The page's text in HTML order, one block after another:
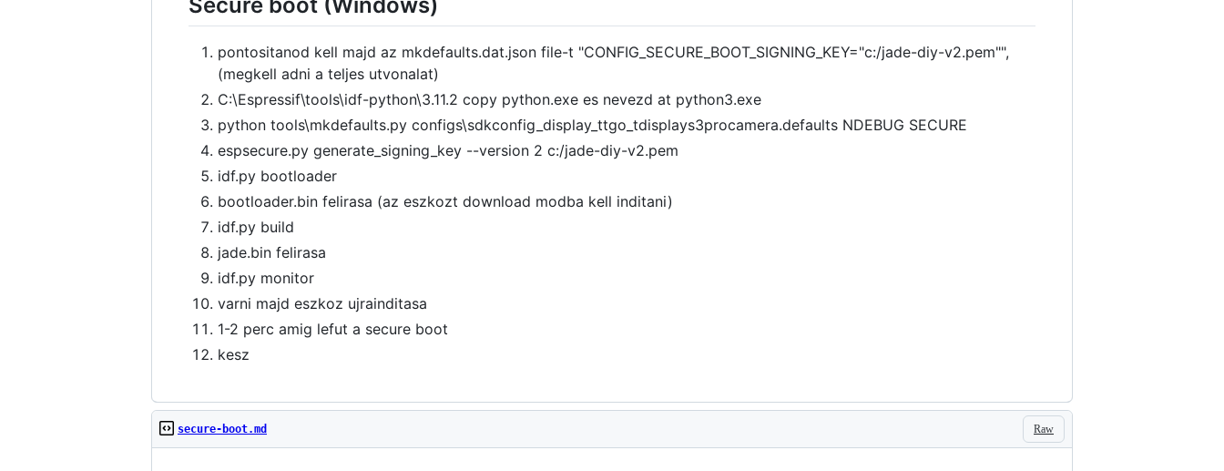
pontositanod kell majd az mkdefaults.dat.json file-t "CONFIG_SECURE_BOOT_SIGNING_KEY="c:/jade-diy-v2.pem"",
(megkell adni a teljes utvonalat)
C:\Espressif\tools\idf-python\3.11.2 copy python.exe es nevezd at python3.exe
python tools\mkdefaults.py configs\sdkconfig_display_ttgo_tdisplays3procamera.defaults NDEBUG SECURE
espsecure.py generate_signing_key --version 2 c:/jade-diy-v2.pem
idf.py bootloader
bootloader.bin felirasa (az eszkozt download modba kell inditani)
idf.py build
jade.bin felirasa
idf.py monitor
varni majd eszkoz ujrainditasa
1-2 perc amig lefut a secure boot
kesz
Raw
secure-boot.md